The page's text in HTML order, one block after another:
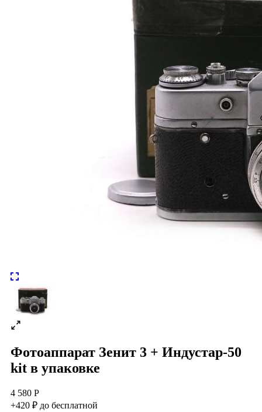
Фотоаппарат Зенит 3 + Индустар-50
kit в упаковке
4 580 Р
+420 ₽ до бесплатной